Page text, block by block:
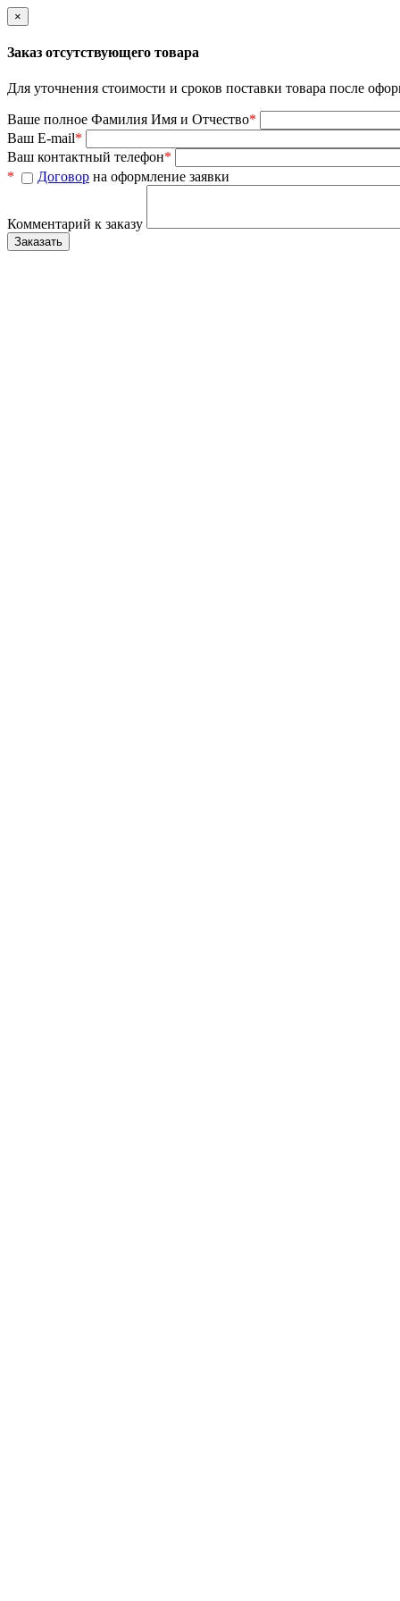
×
Заказ отсутствующего товара
Для уточнения стоимости и сроков поставки товара после
Ваше полное Фамилия Имя и Отчество*
Ваш E-mail*
Ваш контактный телефон*
*
Договор на оформление заявки
Комментарий к заказу